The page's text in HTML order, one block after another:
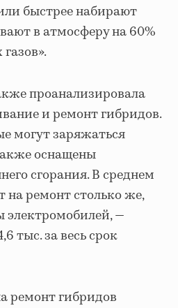
быстрее набирают
в атмосферу на 60%
проанализировала
и ремонт гибридов.
могут заряжаться
оснащены
сгорания. В среднем
на ремонт столько же,
электромобилей, —
тыс. за весь срок
ремонт гибридов